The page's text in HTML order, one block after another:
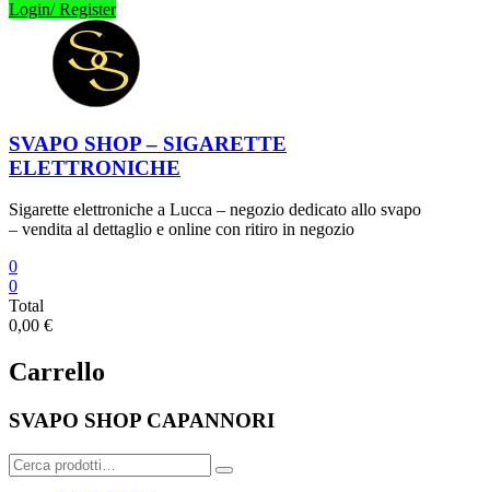
Login/ Register
SVAPO SHOP – SIGARETTE
ELETTRONICHE
Sigarette elettroniche a Lucca – negozio dedicato allo svapo
– vendita al dettaglio e online con ritiro in negozio
0
0
Total
0,00 €
Carrello
SVAPO SHOP CAPANNORI
Cerca: